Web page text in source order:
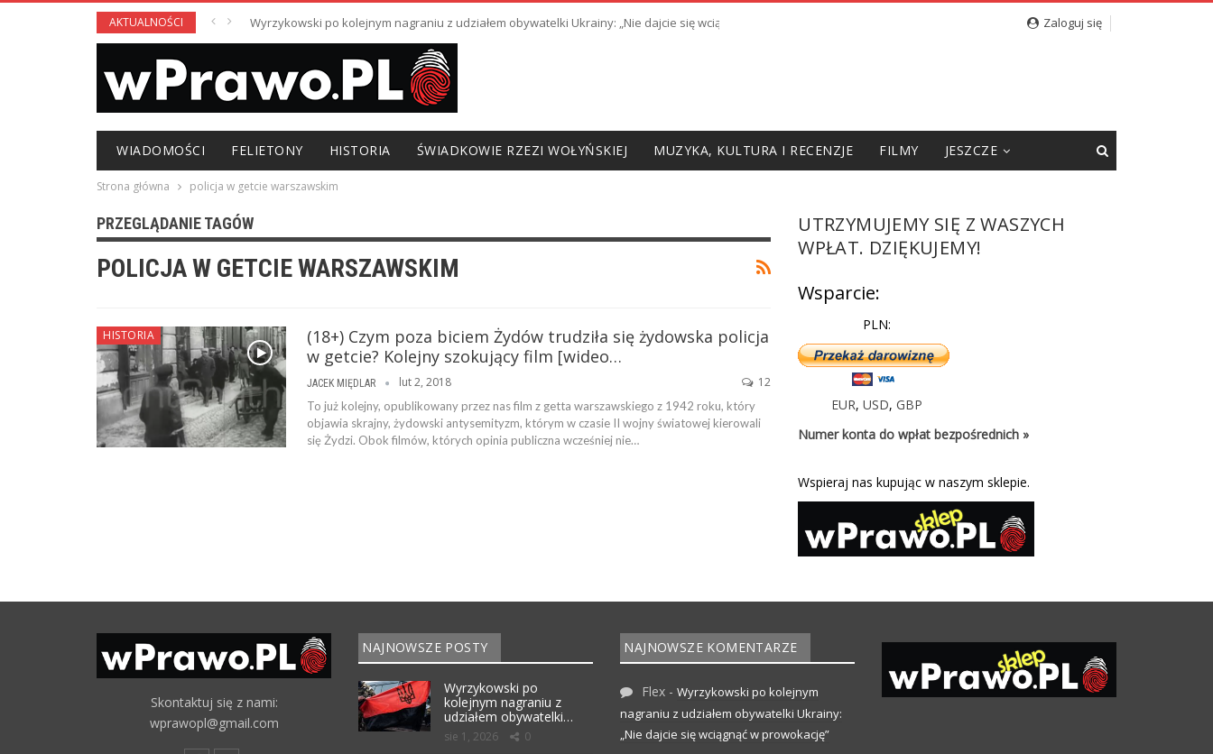
AKTUALNOŚCI Wyrzykowski po kolejnym nagraniu z udziałem obywatelki Ukrainy: „Nie dajcie się wciągnąć w prowokację” Zaloguj się
WIADOMOŚCI FELIETONY HISTORIA ŚWIADKOWIE RZEZI WOŁYŃSKIEJ MUZYKA, KULTURA I RECENZJE FILMY JESZCZE
Strona główna policja w getcie warszawskim
PRZEGLĄDANIE TAGÓW
POLICJA W GETCIE WARSZAWSKIM
HISTORIA
(18+) Czym poza biciem Żydów trudziła się żydowska policja
w getcie? Kolejny szokujący film [wideo…
JACEK MIĘDLAR lut 2, 2018 12
To już kolejny, opublikowany przez nas film z getta warszawskiego z 1942 roku, który
objawia skrajny, żydowski antysemityzm, którym w czasie II wojny światowej kierowali
się Żydzi. Obok filmów, których opinia publiczna wcześniej nie…
UTRZYMUJEMY SIĘ Z WASZYCH
WPŁAT. DZIĘKUJEMY!
Wsparcie:
PLN:
EUR,USD,GBP
Numer konta do wpłat bezpośrednich »
Wspieraj nas kupując w naszym sklepie.
Skontaktuj się z nami:
wprawopl@gmail.com
NAJNOWSZE POSTY
Wyrzykowski po
kolejnym nagraniu z
udziałem obywatelki…
sie 1, 2026 0
NAJNOWSZE KOMENTARZE
Flex - Wyrzykowski po kolejnym
nagraniu z udziałem obywatelki Ukrainy:
„Nie dajcie się wciągnąć w prowokację”